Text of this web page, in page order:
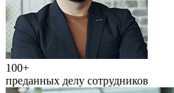
100+
преданных делу сотрудников